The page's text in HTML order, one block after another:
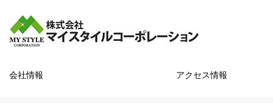
会社情報 アクセス情報